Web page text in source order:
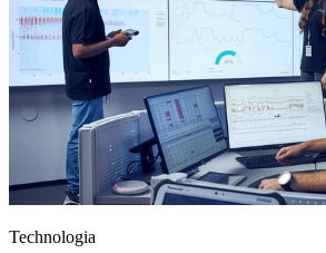
Technologia